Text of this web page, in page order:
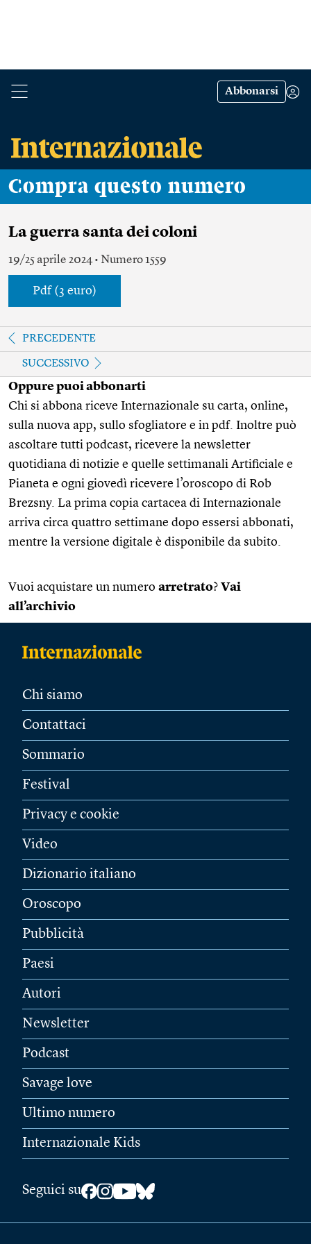
Abbonarsi
Compra questo numero
La guerra santa dei coloni
19/25 aprile 2024 • Numero 1559
Pdf (3 euro)
PRECEDENTE
SUCCESSIVO
Oppure puoi abbonarti
Chi si abbona riceve Internazionale su carta, online,
sulla nuova app, sullo sfogliatore e in pdf. Inoltre può
ascoltare tutti podcast, ricevere la newsletter
quotidiana di notizie e quelle settimanali Artificiale e
Pianeta e ogni giovedì ricevere l’oroscopo di Rob
Brezsny. La prima copia cartacea di Internazionale
arriva circa quattro settimane dopo essersi abbonati,
mentre la versione digitale è disponibile da subito.
Vuoi acquistare un numero arretrato? Vai
all’archivio
Chi siamo
Contattaci
Sommario
Festival
Privacy e cookie
Video
Dizionario italiano
Oroscopo
Pubblicità
Paesi
Autori
Newsletter
Podcast
Savage love
Ultimo numero
Internazionale Kids
Seguici su